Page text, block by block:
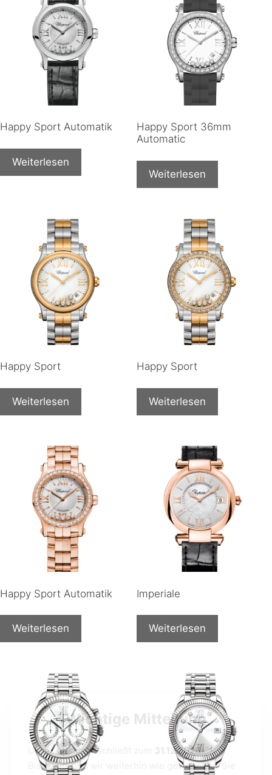
Happy Sport Automatik
Weiterlesen
Happy Sport 36mm
Automatic
Weiterlesen
Happy Sport
Weiterlesen
Happy Sport
Weiterlesen
Happy Sport Automatik
Weiterlesen
Imperiale
Weiterlesen
Wichtige Mitteilung
Unser Geschäft schließt zum 31.12.2026.
Bis dahin sind wir weiterhin wie gewohnt für Sie